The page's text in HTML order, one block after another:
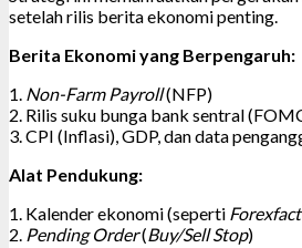
setelah rilis berita ekonomi penting.
Berita Ekonomi yang Berpengaruh:
1. Non-Farm Payroll(NFP)
2. Rilis suku bunga bank sentral
3. CPI (Inflasi), GDP, dan data
Alat Pendukung:
1. Kalender ekonomi (seperti
2. Pending Order(Buy/Sell Stop)